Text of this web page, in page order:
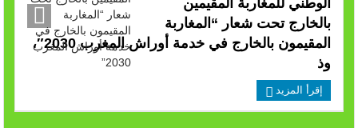
الوطني للمغاربة المقيمين
بالخارج تحت شعار “المغاربة
المقيمون بالخارج في خدمة أوراش المغرب 2030″،
وذ
إقرأ المزيد